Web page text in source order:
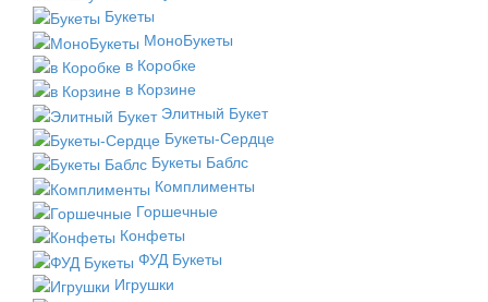
Букеты
МоноБукеты
в Коробке
в Корзине
Элитный Букет
Букеты-Сердце
Букеты Баблс
Комплименты
Горшечные
Конфеты
ФУД Букеты
Игрушки